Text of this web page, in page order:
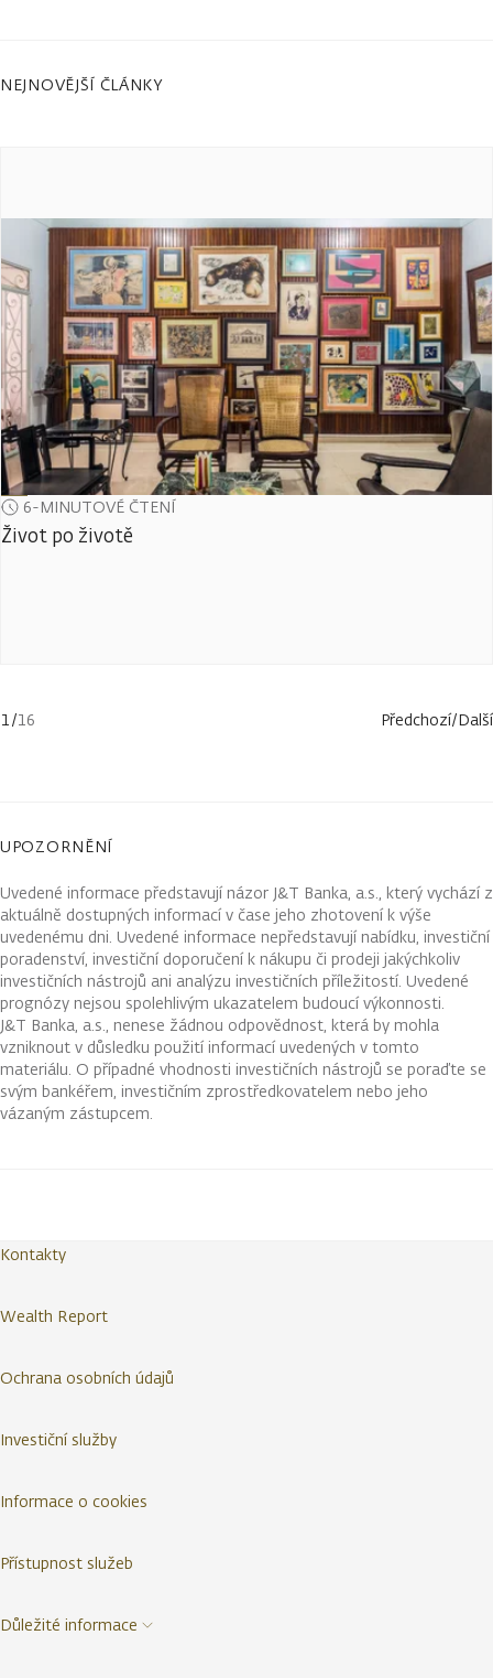
NEJNOVĚJŠÍ ČLÁNKY
6-MINUTOVÉ ČTENÍ
Život po životě
1 /16 Předchozí/Další
UPOZORNĚNÍ
Uvedené informace představují názor J&T Banka, a.s., který vychází z
aktuálně dostupných informací v čase jeho zhotovení k výše
uvedenému dni. Uvedené informace nepředstavují nabídku, investiční
poradenství, investiční doporučení k nákupu či prodeji jakýchkoliv
investičních nástrojů ani analýzu investičních příležitostí. Uvedené
prognózy nejsou spolehlivým ukazatelem budoucí výkonnosti.
J&T Banka, a.s., nenese žádnou odpovědnost, která by mohla
vzniknout v důsledku použití informací uvedených v tomto
materiálu. O případné vhodnosti investičních nástrojů se poraďte se
svým bankéřem, investičním zprostředkovatelem nebo jeho
vázaným zástupcem.
Kontakty
Wealth Report
Ochrana osobních údajů
Investiční služby
Informace o cookies
Přístupnost služeb
Důležité informace